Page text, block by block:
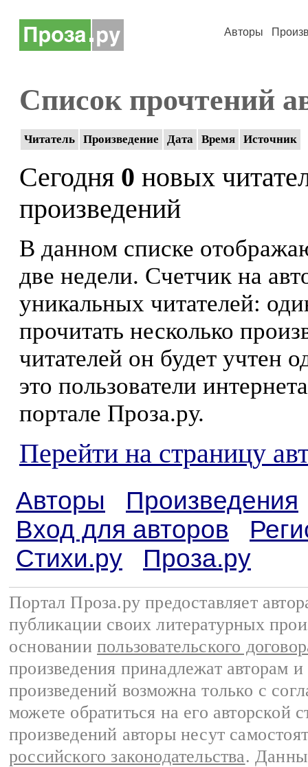
Авторы
Список прочтений
Читатель Произведение Дата Время Источник
Сегодня 0 новых
произведений
В данном списке
две недели. Счетчик на
уникальных читателей:
прочитать несколько
читателей он будет учтен
это пользователи
портале Проза.ру.
Перейти на страницу
Авторы
Произведения
Вход для авторов
Стихи.ру
Проза.ру
Портал Проза.ру предоставляет
публикации своих литературных
основании пользовательского
произведения принадлежат авторам
произведений возможна только с
можете обратиться на его авторской
произведений авторы несут
российского законодательства.